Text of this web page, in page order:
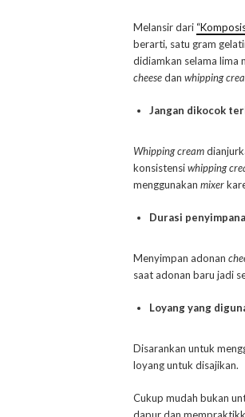
Melansir dari
berarti, satu gram
didiamkan selama lima
cheesedan whipping
Jangan dikocok
Whipping cream
konsistensiwhipping
menggunakan mixer
Durasi
Menyimpan adonan
saat adonan baru jadi
Loyang yang
Disarankan untuk
loyang untuk disajikan.
Cukup mudah bukan